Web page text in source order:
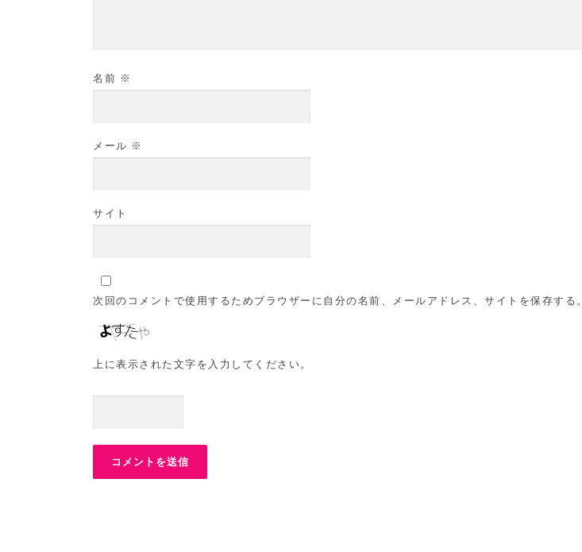
名前 ※
メール ※
サイト
次回のコメントで使用するためブラウザーに自分の名前、メールアドレス、サイトを保存する。
上に表示された文字を入力してください。